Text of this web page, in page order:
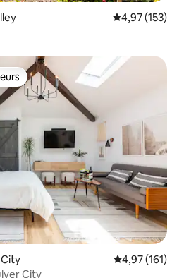
Évaluation
4,97 (153)
les plus appréciés
Évaluation
4,97 (161)
City